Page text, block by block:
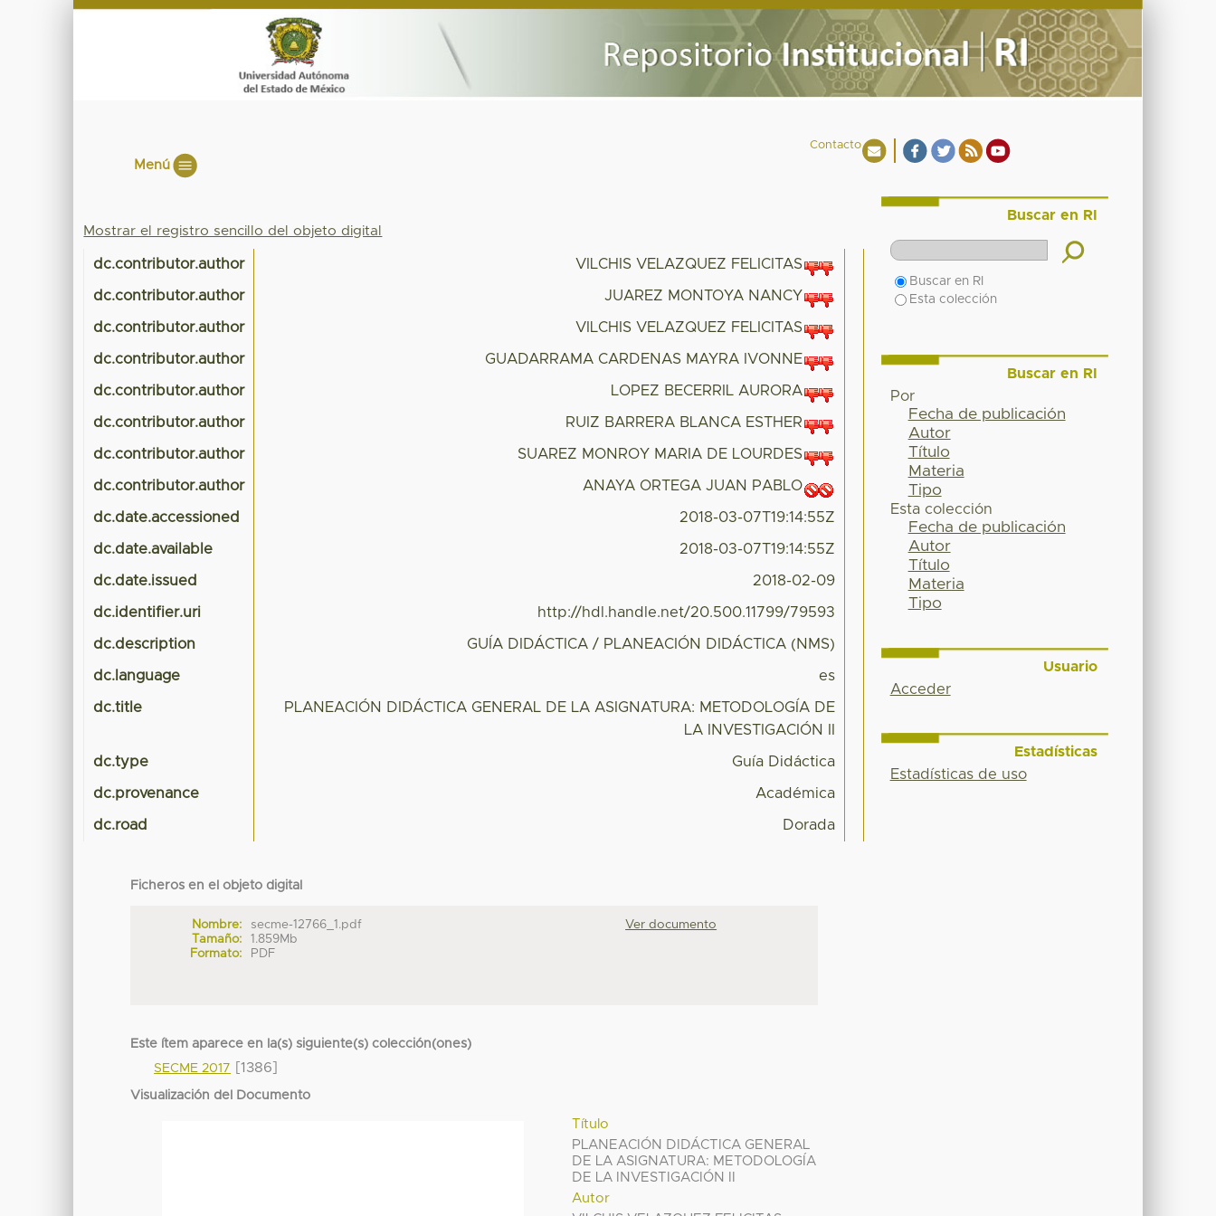
Contacto
Menú
Mostrar el registro sencillo del objeto digital
dc.contributor.author VILCHIS VELAZQUEZ FELICITAS
dc.contributor.author JUAREZ MONTOYA NANCY
dc.contributor.author VILCHIS VELAZQUEZ FELICITAS
dc.contributor.author GUADARRAMA CARDENAS MAYRA IVONNE
dc.contributor.author LOPEZ BECERRIL AURORA
dc.contributor.author RUIZ BARRERA BLANCA ESTHER
dc.contributor.author SUAREZ MONROY MARIA DE LOURDES
dc.contributor.author ANAYA ORTEGA JUAN PABLO
dc.date.accessioned 2018-03-07T19:14:55Z
dc.date.available 2018-03-07T19:14:55Z
dc.date.issued 2018-02-09
dc.identifier.uri http://hdl.handle.net/20.500.11799/79593
dc.description GUÍA DIDÁCTICA / PLANEACIÓN DIDÁCTICA (NMS)
dc.language es
dc.title
PLANEACIÓN DIDÁCTICA GENERAL DE LA ASIGNATURA: METODOLOGÍA DE
LA INVESTIGACIÓN II
dc.type Guía Didáctica
dc.provenance Académica
dc.road Dorada
Ficheros en el objeto digital
Nombre:
secme-12766_1.pdf
Tamaño:
1.859Mb
Formato:
PDF
Ver documento
Este ítem aparece en la(s) siguiente(s) colección(ones)
SECME 2017
[1386]
Visualización del Documento
Título
PLANEACIÓN DIDÁCTICA GENERAL
DE LA ASIGNATURA: METODOLOGÍA
DE LA INVESTIGACIÓN II
Autor
Buscar en RI
Buscar en RI
Esta colección
Buscar en RI
Por
Fecha de publicación
Autor
Título
Materia
Tipo
Esta colección
Fecha de publicación
Autor
Título
Materia
Tipo
Usuario
Acceder
Estadísticas
Estadísticas de uso